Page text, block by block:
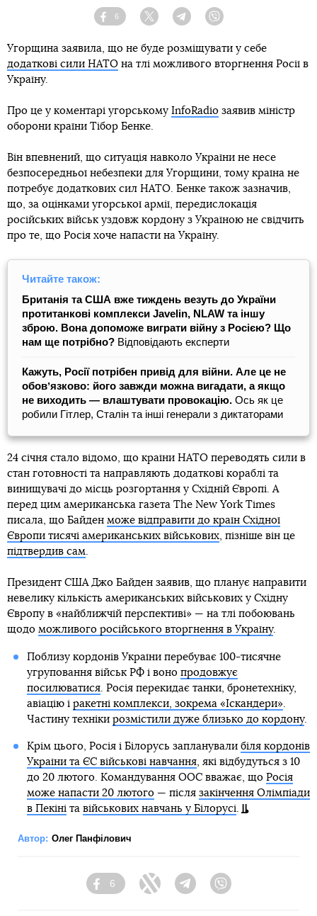
Facebook
6
Twitter TelegramViber
Угорщина заявила, що не буде розміщувати у себе
додаткові сили НАТО на тлі можливого вторгнення Росії в
Україну.
Про це у коментарі угорському InfoRadio заявив міністр
оборони країни Тібор Бенке.
Він впевнений, що ситуація навколо України не несе
безпосередньої небезпеки для Угорщини, тому країна не
потребує додаткових сил НАТО. Бенке також зазначив,
що, за оцінками угорської армії, передислокація
російських військ уздовж кордону з Україною не свідчить
про те, що Росія хоче напасти на Україну.
Читайте також:
Британія та США вже тиждень везуть до України
протитанкові комплекси Javelin, NLAW та іншу
зброю. Вона допоможе виграти війну з Росією? Що
нам ще потрібно? Відповідають експерти
Кажуть, Росії потрібен привід для війни. Але це не
обовʼязково: його завжди можна вигадати, а якщо
не виходить — влаштувати провокацію. Ось як це
робили Гітлер, Сталін та інші генерали з диктаторами
24 січня стало відомо, що країни НАТО переводять сили в
стан готовності та направляють додаткові кораблі та
винищувачі до місць розгортання у Східній Європі. А
перед цим американська газета The New York Times
писала, що Байден може відправити до країн Східної
Європи тисячі американських військових, пізніше він це
підтвердив сам.
Президент США Джо Байден заявив, що планує направити
невелику кількість американських військових у Східну
Європу в «найближчій перспективі» — на тлі побоювань
щодо можливого російського вторгнення в Україну.
Поблизу кордонів України перебуває 100-тисячне
угруповання військ РФ і воно продовжує
посилюватися. Росія перекидає танки, бронетехніку,
авіацію і ракетні комплекси, зокрема «Іскандери».
Частину техніки розмістили дуже близько до кордону.
Крім цього, Росія і Білорусь запланували біля кордонів
України та ЄС військові навчання, які відбудуться з 10
до 20 лютого. Командування ООС вважає, що Росія
може напасти 20 лютого— після закінчення Олімпіади
в Пекініта військових навчань у Білорусі.
Автор: Олег Панфілович
Facebook
6
Twitter TelegramViber